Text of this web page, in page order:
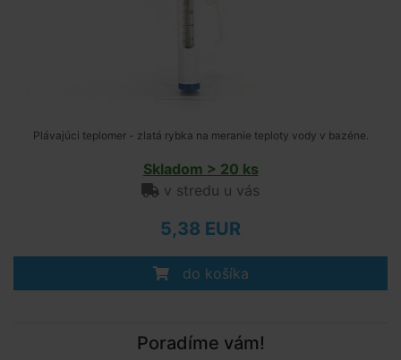
Plávajúci teplomer - zlatá rybka na meranie teploty vody v bazéne.
Skladom > 20 ks
v stredu u vás
5,38 EUR
do košíka
Poradíme vám!